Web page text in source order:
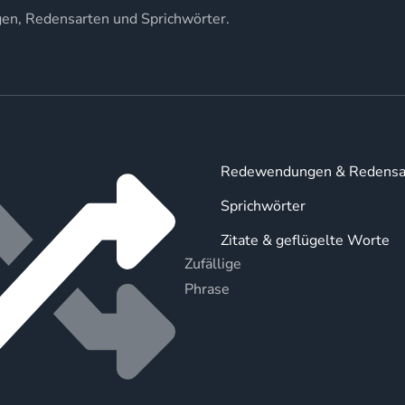
Redensarten und Sprichwörter.
Zufällige
Phrase
Redewendungen &
Sprichwörter
Zitate & geflügelte Worte